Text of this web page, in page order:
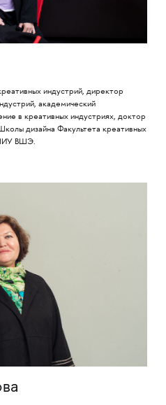
индустрий, директор
академический
в креативных индустриях, доктор
дизайна Факультета креативных
НИУ ВШЭ.